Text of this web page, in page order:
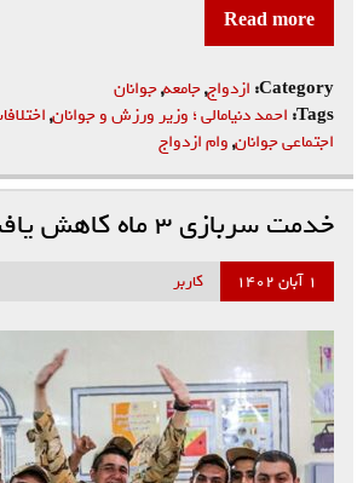
Read more
Category: ازدواج,جامعه,جوانان
Tags: احمد دنیامالی ؛ وزیر ورزش و جوانان,
اجتماعی جوانان,وام ازدواج
خدمت سربازی ۳ ماه کاهش یافت
۱ آبان ۱۴۰۲ کاربر